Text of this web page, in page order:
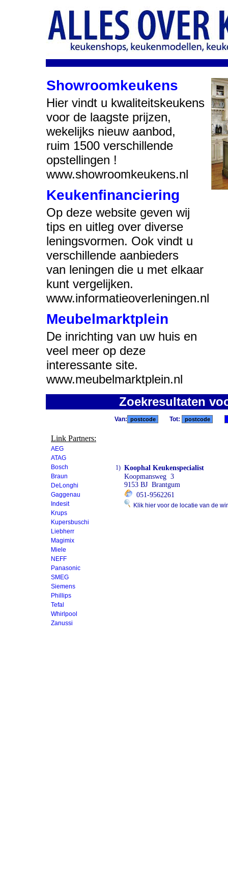
Showroomkeukens
Hier vindt u kwaliteitskeukens
voor de laagste prijzen,
wekelijks nieuw aanbod,
ruim 1500 verschillende
opstellingen !
www.showroomkeukens.nl
Keukenfinanciering
Op deze website geven wij
tips en uitleg over diverse
leningsvormen. Ook vindt u
verschillende aanbieders
van leningen die u met elkaar
kunt vergelijken.
www.informatieoverleningen.nl
Meubelmarktplein
De inrichting van uw huis en
veel meer op deze
interessante site.
www.meubelmarktplein.nl
Zoekresultaten
Link Partners:
AEG
ATAG
Bosch
Braun
DeLonghi
Gaggenau
Indesit
Krups
Kupersbuschi
Liebherr
Magimix
Miele
NEFF
Panasonic
SMEG
Siemens
Phillips
Tefal
Whirlpool
Zanussi
Van: Tot:
1) Koophal Keukenspecialist
Koopmansweg 3
9153 BJ Brantgum
051-9562261
Klik hier voor de locatie van de